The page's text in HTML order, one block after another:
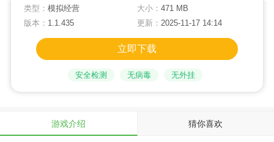
类型： 模拟经营 大小： 471 MB
版本： 1.1.435 更新： 2025-11-17 14:14
立即下载
安全检测 无病毒 无外挂
游戏介绍 猜你喜欢